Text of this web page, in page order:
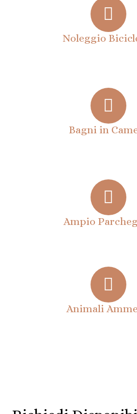
Noleggio
Bagni in
Ampio
Animali